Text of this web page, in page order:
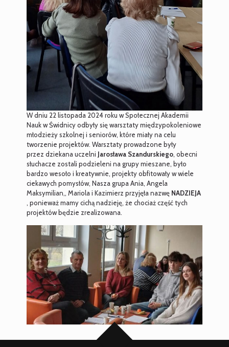
W dniu 22 listopada 2024 roku w Społecznej Akademii
Nauk w Świdnicy odbyły się warsztaty międzypokoleniowe
młodzieży szkolnej i seniorów, które miały na celu
tworzenie projektów. Warsztaty prowadzone były
przez dziekana uczelni Jarosława Szandurskiego, obecni
słuchacze zostali podzieleni na grupy mieszane, było
bardzo wesoło i kreatywnie, projekty obfitowały w wiele
ciekawych pomysłów, Nasza grupa Ania, Angela
Maksymilian,, Mariola i Kazimierz przyjęła nazwę NADZIEJA
, ponieważ mamy cichą nadzieję, że chociaż część tych
projektów będzie zrealizowana.